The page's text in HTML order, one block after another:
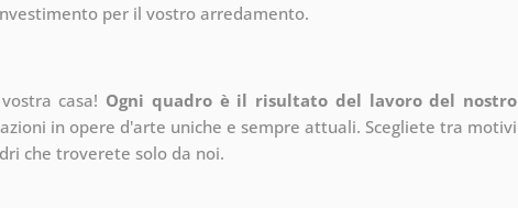
per il vostro arredamento.
casa! Ogni quadro è il risultato del lavoro del nostro
in opere d'arte uniche e sempre attuali. Scegliete tra motivi
che troverete solo da noi.